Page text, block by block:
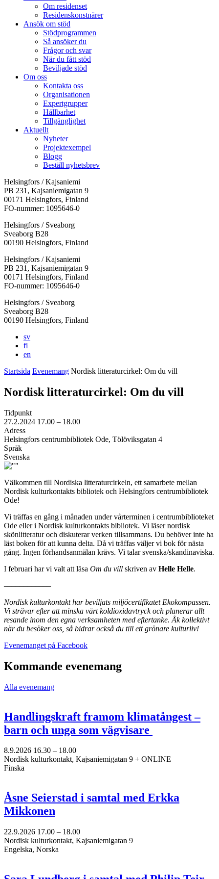
Om residenset
Residenskonstnärer
Ansök om stöd
Stödprogrammen
Så ansöker du
Frågor och svar
När du fått stöd
Beviljade stöd
Om oss
Kontakta oss
Organisationen
Expertgrupper
Hållbarhet
Tillgänglighet
Aktuellt
Nyheter
Projektexempel
Blogg
Beställ nyhetsbrev
Helsingfors / Kajsaniemi
PB 231, Kajsaniemigatan 9
00171 Helsingfors, Finland
FO-nummer: 1095646-0
Helsingfors / Sveaborg
Sveaborg B28
00190 Helsingfors, Finland
Facebook:
Öppnas
i
en
flik
Instagram:
Öppnas
i
en
flik
TikTok:
Öppnas
i
en
flik
Youtube:
Öppnas
i
en
flik
Vimeo:
Öppnas
i
en
flik
Helsingfors / Kajsaniemi
PB 231, Kajsaniemigatan 9
00171 Helsingfors, Finland
FO-nummer: 1095646-0
Helsingfors / Sveaborg
Sveaborg B28
00190 Helsingfors, Finland
sv
fi
en
Startsida Evenemang Nordisk litteraturcirkel: Om du vill
Nordisk litteraturcirkel: Om du vill
Tidpunkt
27.2.2024 17.00 – 18.00
Adress
Helsingfors centrumbibliotek Ode, Tölöviksgatan 4
Språk
Svenska
Välkommen till Nordiska litteraturcirkeln, ett samarbete mellan
Nordisk kulturkontakts bibliotek och Helsingfors centrumbibliotek
Ode!
Vi träffas en gång i månaden under vårterminen i centrumbiblioteket
Ode eller i Nordisk kulturkontakts bibliotek. Vi läser nordisk
skönlitteratur och diskuterar verken tillsammans. Du behöver inte ha
läst boken för att kunna delta. Då vi träffas väljer vi bok för nästa
gång. Ingen förhandsanmälan krävs. Vi talar svenska/skandinaviska.
I februari har vi valt att läsa Om du vill skriven av Helle Helle.
––––––––––––
Nordisk kulturkontakt har beviljats miljöcertifikatet Ekokompassen.
Vi strävar efter att minska vårt koldioxidavtryck och planerar allt
resande inom den egna verksamheten med eftertanke. Åk kollektivt
när du besöker oss, så bidrar också du till ett grönare kulturliv!
Evenemanget på FacebookÖppnas
ny
Kommande evenemang
Alla evenemang
Handlingskraft framom klimatångest –
barn och unga som vägvisare
8.9.2026 16.30 – 18.00
Nordisk kulturkontakt, Kajsaniemigatan 9 + ONLINE
Finska
Åsne Seierstad i samtal med Erkka
Mikkonen
22.9.2026 17.00 – 18.00
Nordisk kulturkontakt, Kajsaniemigatan 9
Engelska, Norska